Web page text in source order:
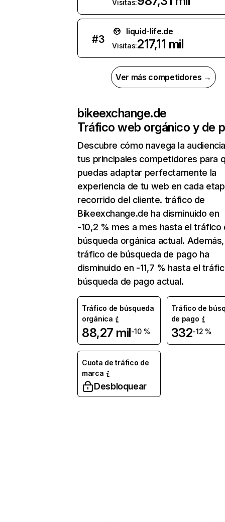
Visitas:
#3
liquid-life.de
Visitas:217,11 mil
Ver más competidores →
bikeexchange.de
Tráfico web orgánico y de
Descubre cómo navega la
tus principales competidores para
puedas adaptar perfectamente la
experiencia de tu web en cada
recorrido del cliente. tráfico de
Bikeexchange.de ha disminuido en
-10,2 % mes a mes hasta el tráfico
búsqueda orgánica actual.
tráfico de búsqueda de pago ha
disminuido en -11,7 % hasta el
búsqueda de pago actual.
Tráfico de búsqueda
orgánica
88,27 mil-10 %
Tráfico de
de pago
332-12 %
Cuota de tráfico de
marca
Desbloquear